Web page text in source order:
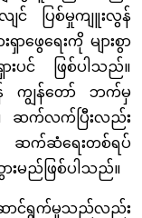
ျင် ပြစ်မှုကျူးလွန်
ာဖွေရေးကို များစွာ
ပင် ဖြစ်ပါသည်။
န် ကျွန်တော် ဘက်မှ
ည်။ ဆက်လက်ပြီးလည်း
ဆက်ဆံရေးတစ်ရပ်
းမည်ဖြစ်ပါသည်။
ဆောင်ရွက်မှုသည်လည်း